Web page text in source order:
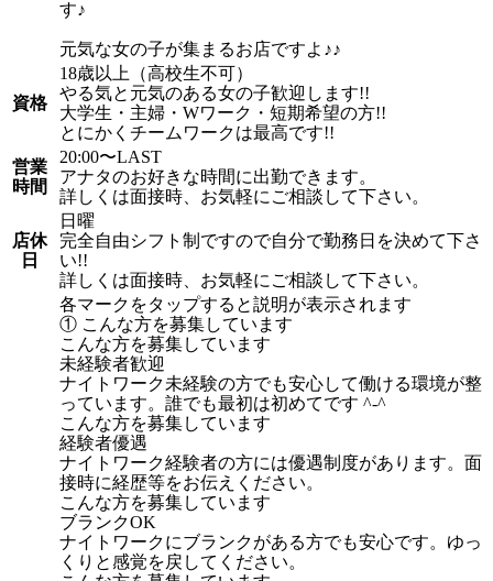
す♪
元気な女の子が集まるお店ですよ♪♪
資格
18歳以上（高校生不可）
やる気と元気のある女の子歓迎します!!
大学生・主婦・Wワーク・短期希望の方!!
とにかくチームワークは最高です!!
営業
時間
20:00〜LAST
アナタのお好きな時間に出勤できます。
詳しくは面接時、お気軽にご相談して下さい。
店休
日
日曜
完全自由シフト制ですので自分で勤務日を決めて下さ
い!!
詳しくは面接時、お気軽にご相談して下さい。
各マークをタップすると説明が表示されます
① こんな方を募集しています
こんな方を募集しています
未経験者歓迎
ナイトワーク未経験の方でも安心して働ける環境が整
っています。誰でも最初は初めてです ^-^
こんな方を募集しています
経験者優遇
ナイトワーク経験者の方には優遇制度があります。面
接時に経歴等をお伝えください。
こんな方を募集しています
ブランクOK
ナイトワークにブランクがある方でも安心です。ゆっ
くりと感覚を戻してください。